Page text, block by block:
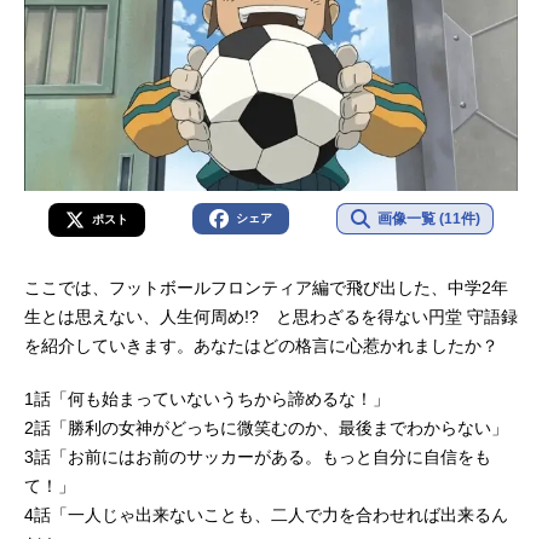
ポスト シェア 画像一覧 (11件)
ここでは、フットボールフロンティア編で飛び出した、中学2年
生とは思えない、人生何周め!? と思わざるを得ない円堂 守語録
を紹介していきます。あなたはどの格言に心惹かれましたか？
1話「何も始まっていないうちから諦めるな！」
2話「勝利の女神がどっちに微笑むのか、最後までわからない」
3話「お前にはお前のサッカーがある。もっと自分に自信をも
て！」
4話「一人じゃ出来ないことも、二人で力を合わせれば出来るん